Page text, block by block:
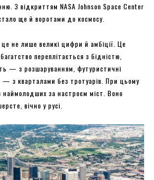
З відкриттям NASA Johnson Space Center
ще й воротами до космосу.
не лише великі цифри й амбіції. Це
переплітається з бідністю,
— з розшаруванням, футуристичні
— з кварталами без тротуарів. При цьому
за настроєм міст. Воно
вічно у русі.